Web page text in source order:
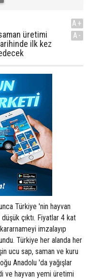
üretimi
ilk kez
A+
A-
Türkiye 'nin hayvan
çıktı. Fiyatlar 4 kat
imzalayıp
Türkiye her alanda her
ucu sap, saman ve kuru
Anadolu 'da yağışlar
ve hayvan yemi üretimi